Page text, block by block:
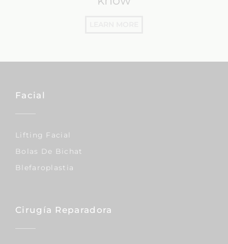
Facial
Lifting Facial
Bolas De Bichat
Blefaroplastia
Cirugía Reparadora